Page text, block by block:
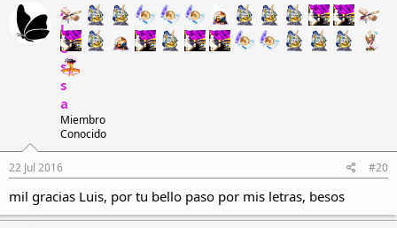
A
l
e
s
s
a
Miembro
Conocido
22 Jul 2016 #20
mil gracias Luis, por tu bello paso por mis letras, besos